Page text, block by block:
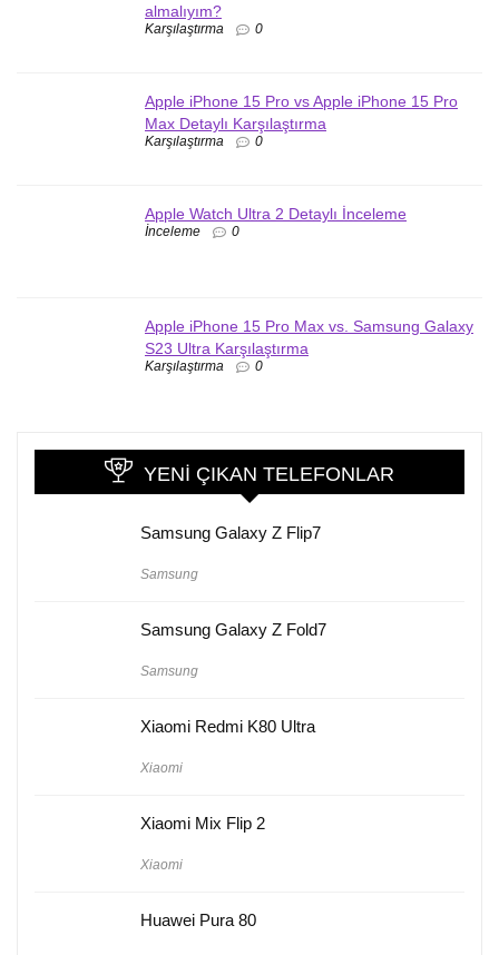
almalıyım?
Karşılaştırma 0
Apple iPhone 15 Pro vs Apple iPhone 15 Pro
Max Detaylı Karşılaştırma
Karşılaştırma 0
Apple Watch Ultra 2 Detaylı İnceleme
İnceleme 0
Apple iPhone 15 Pro Max vs. Samsung Galaxy
S23 Ultra Karşılaştırma
Karşılaştırma 0
YENI ÇIKAN TELEFONLAR
Samsung Galaxy Z Flip7
Samsung
Samsung Galaxy Z Fold7
Samsung
Xiaomi Redmi K80 Ultra
Xiaomi
Xiaomi Mix Flip 2
Xiaomi
Huawei Pura 80